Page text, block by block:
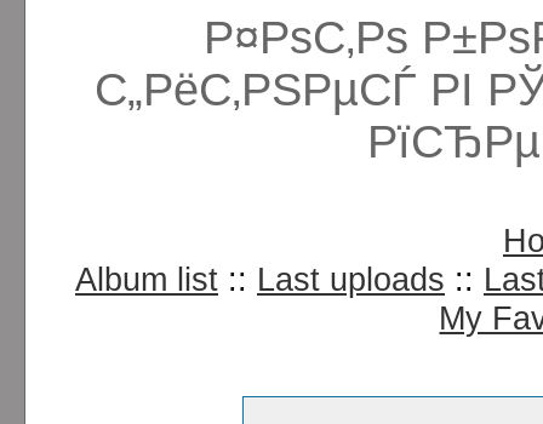
Р¤РѕС‚Рѕ
С„РёС‚РЅРµСЃ РІ
Album list :: Last uploads ::
My